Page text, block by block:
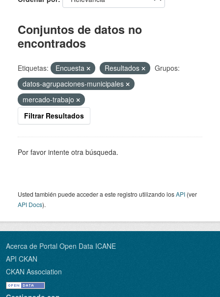
Conjuntos de datos no
encontrados
Etiquetas: Encuesta Resultados
Grupos:
datos-agrupaciones-municipales
mercado-trabajo
Filtrar Resultados
Por favor intente otra búsqueda.
Usted también puede acceder a este registro utilizando losAPI (ver
API Docs).
Acerca de Portal Open Data ICANE
API CKAN
CKAN Association